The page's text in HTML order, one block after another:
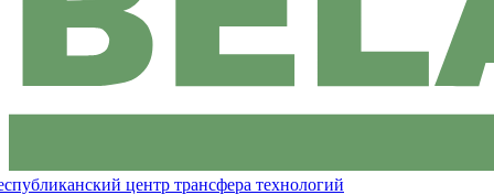
центр трансфера технологий